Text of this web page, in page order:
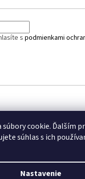
cookie. Ďalším
súhlas s ich
Nastavenie
s podmienkami
Vytvoril Shoptet